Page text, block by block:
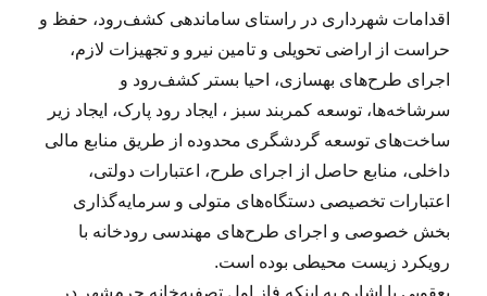
اقدامات شهرداری در راستای ساماندهی کشف‌رود، حفظ و
حراست از اراضی تحویلی و تامین نیرو و تجهیزات لازم،
اجرای طرح‌های بهسازی، احیا بستر کشف‌رود و
سرشاخه‌ها، توسعه کمربند سبز ، ایجاد رود پارک، ایجاد زیر
ساخت‌های توسعه گردشگری محدوده از طریق منابع مالی
داخلی، منابع حاصل از اجرای طرح، اعتبارات دولتی،
اعتبارات تخصیصی دستگاه‌های متولی و سرمایه‌گذاری
بخش خصوصی و اجرای طرح‌های مهندسی رودخانه با
رویکرد زیست محیطی بوده است.